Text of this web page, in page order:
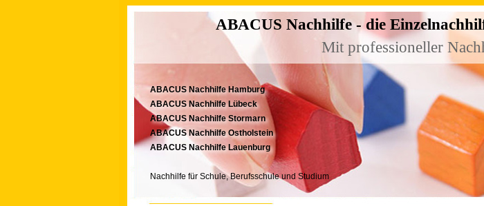
ABACUS Nachhilfe - die
Mit professioneller
ABACUS Nachhilfe Hamburg
ABACUS Nachhilfe Lübeck
ABACUS Nachhilfe Stormarn
ABACUS Nachhilfe Ostholstein
ABACUS Nachhilfe Lauenburg
Nachhilfe für Schule, Berufsschule und Studium